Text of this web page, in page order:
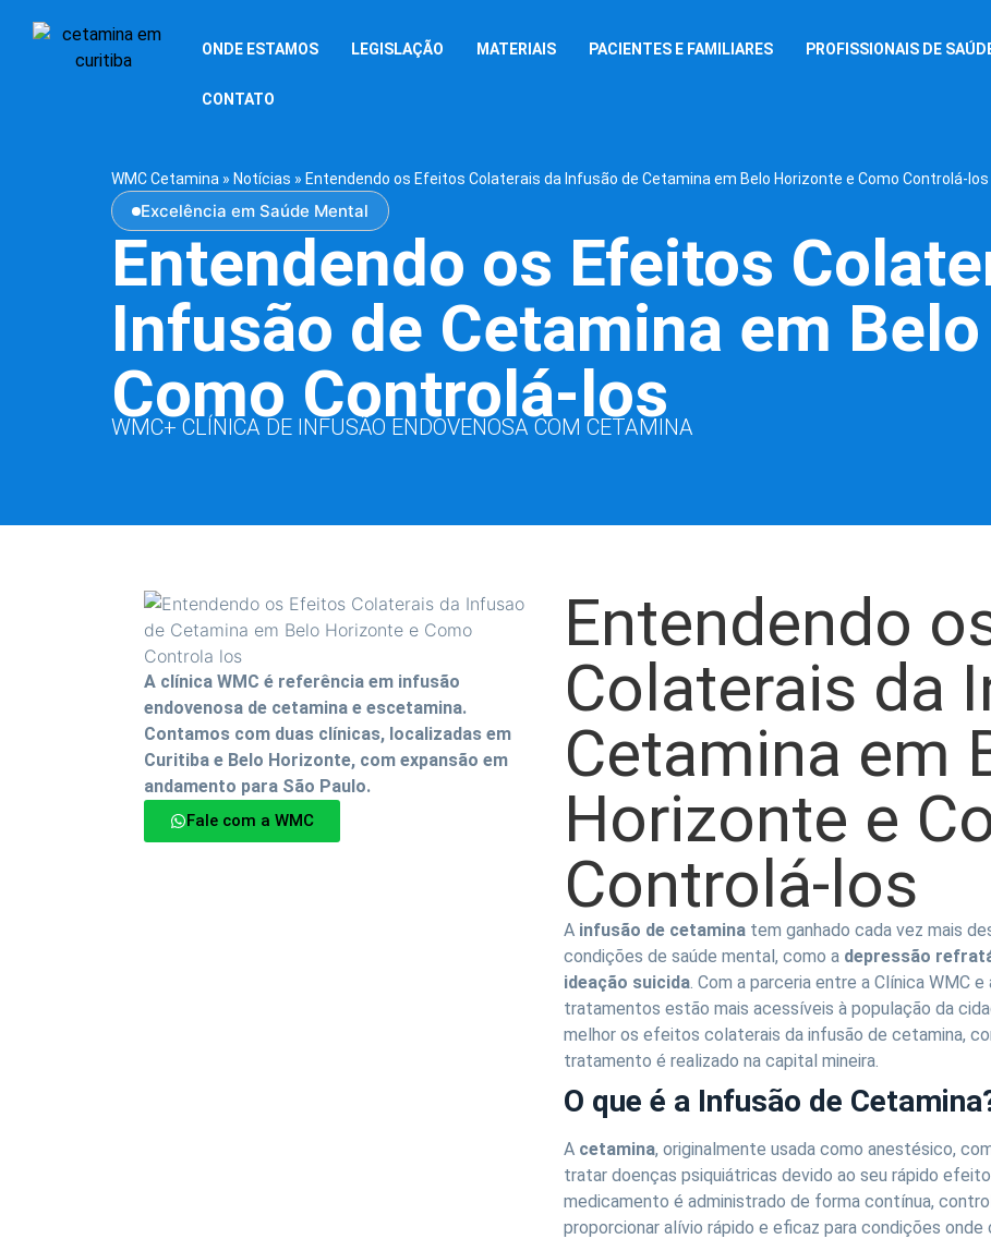
ONDE ESTAMOS LEGISLAÇÃO MATERIAIS PACIENTES E FAMILIARES PROFISSIONAIS DE
CONTATO
WMC Cetamina » Notícias » Entendendo os Efeitos Colaterais da Infusão de Cetamina em Belo Horizonte e Como Controlá-los
Excelência em Saúde Mental
Entendendo os Efeitos
Infusão de Cetamina em
Como Controlá-los
WMC+ CLÍNICA DE INFUSÃO ENDOVENOSA COM CETAMINA
A clínica WMC é referência em infusão
endovenosa de cetamina e escetamina.
Contamos com duas clínicas, localizadas em
Curitiba e Belo Horizonte, com expansão em
andamento para São Paulo.
Fale com a WMC
Entendendo
Colaterais da
Cetamina em
Horizonte e
Controlá-los
A infusão de cetamina tem ganhado cada vez mais
condições de saúde mental, como a depressão
ideação suicida. Com a parceria entre a Clínica WMC
tratamentos estão mais acessíveis à população da
melhor os efeitos colaterais da infusão de cetamina,
tratamento é realizado na capital mineira.
O que é a Infusão de
A cetamina, originalmente usada como anestésico,
tratar doenças psiquiátricas devido ao seu rápido
medicamento é administrado de forma contínua,
proporcionar alívio rápido e eficaz para condições